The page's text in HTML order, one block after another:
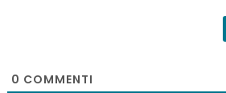
0 COMMENTI